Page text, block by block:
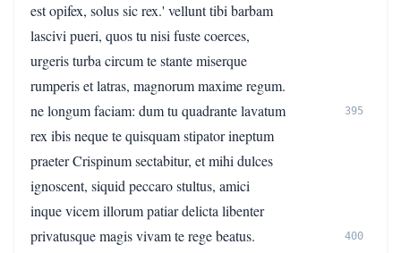
est opifex, solus sic rex.' vellunt tibi barbam
lascivi pueri, quos tu nisi fuste coerces,
urgeris turba circum te stante miserque
rumperis et latras, magnorum maxime regum.
ne longum faciam: dum tu quadrante lavatum
395
rex ibis neque te quisquam stipator ineptum
praeter Crispinum sectabitur, et mihi dulces
ignoscent, siquid peccaro stultus, amici
inque vicem illorum patiar delicta libenter
privatusque magis vivam te rege beatus.
400